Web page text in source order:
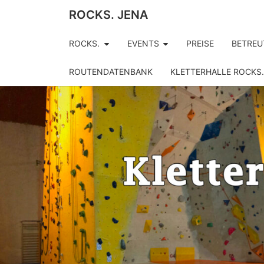
ROCKS. JENA
ROCKS. EVENTS PREISE
ROUTENDATENBANK KLETTERHALLE ROCKS.